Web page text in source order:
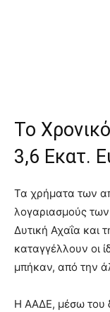
Το
3,6 Εκατ.
Τα χρήματα των
λογαριασμούς
Δυτική Αχαΐα και
καταγγέλλουν οι
μπήκαν, από την
Η ΑΑΔΕ, μέσω του